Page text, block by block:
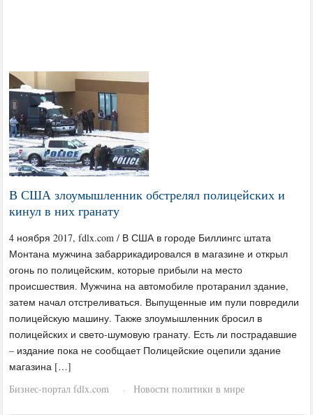
В США злоумышленник обстрелял полицейских и
кинул в них гранату
4 ноября 2017, fdlx.com / В США в городе Биллингс штата
Монтана мужчина забаррикадировался в магазине и открыл
огонь по полицейским, которые прибыли на место
происшествия. Мужчина на автомобиле протаранил здание,
затем начал отстреливаться. Выпущенные им пули повредили
полицейскую машину. Также злоумышленник бросил в
полицейских и свето-шумовую гранату. Есть ли пострадавшие
– издание пока не сообщает Полицейские оцепили здание
магазина […]
Бизнес-портал fdlx.com
· Новости политики в мире